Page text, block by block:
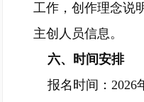
工作，创作理念说
主创人员信息。
六、时间安排
报名时间：2026